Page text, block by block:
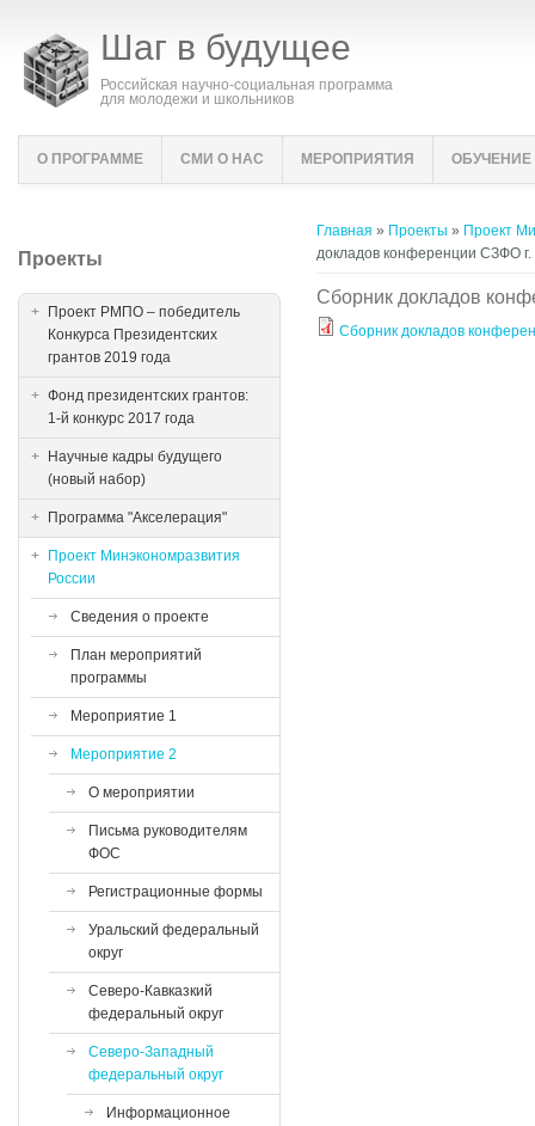
Шаг в будущее
Российская научно-социальная программа
для молодежи и школьников
О ПРОГРАММЕ СМИ О НАС МЕРОПРИЯТИЯ ОБУЧЕНИЕ
Вы здесь
Главная » Проекты » Проект
докладов конференции СЗФО
Сборник докладов
Сборник докладов
Проекты
Проект РМПО – победитель
Конкурса Президентских
грантов 2019 года
Фонд президентских грантов:
1-й конкурс 2017 года
Научные кадры будущего
(новый набор)
Программа "Акселерация"
Проект Минэкономразвития
России
Сведения о проекте
План мероприятий
программы
Мероприятие 1
Мероприятие 2
О мероприятии
Письма руководителям
ФОС
Регистрационные формы
Уральский федеральный
округ
Северо-Кавказкий
федеральный округ
Северо-Западный
федеральный округ
Информационное